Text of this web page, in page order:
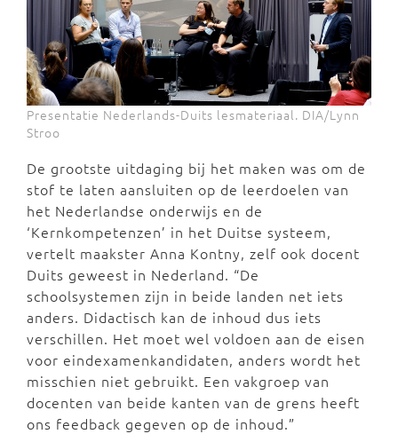
Presentatie Nederlands-Duits lesmateriaal. DIA/Lynn
Stroo
De grootste uitdaging bij het maken was om de
stof te laten aansluiten op de leerdoelen van
het Nederlandse onderwijs en de
‘Kernkompetenzen’ in het Duitse systeem,
vertelt maakster Anna Kontny, zelf ook docent
Duits geweest in Nederland. “De
schoolsystemen zijn in beide landen net iets
anders. Didactisch kan de inhoud dus iets
verschillen. Het moet wel voldoen aan de eisen
voor eindexamenkandidaten, anders wordt het
misschien niet gebruikt. Een vakgroep van
docenten van beide kanten van de grens heeft
ons feedback gegeven op de inhoud.”